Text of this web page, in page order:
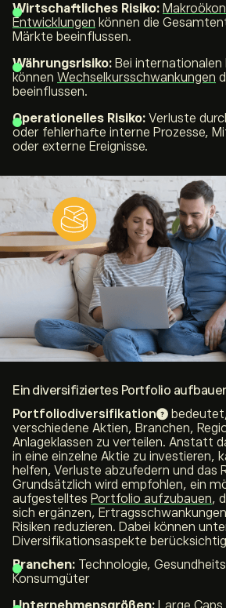
Wirtschaftliches Risiko:
Entwicklungen können die
Märkte beeinflussen.
Währungsrisiko: Bei
können Wechselkursschwankungen
beeinflussen.
Operationelles Risiko: Verluste
oder fehlerhafte interne Prozesse,
oder externe Ereignisse.
Ein diversifiziertes Portfolio
Portfoliodiversifikation
verschiedene Aktien, Branchen,
Anlageklassen zu verteilen. Anstatt
in eine einzelne Aktie zu investieren,
helfen, Verluste abzufedern und das
Grundsätzlich wird empfohlen, ein
aufgestelltes Portfolio aufzubauen,
sich ergänzen,
Risiken reduzieren. Dabei können
Diversifikationsaspekte
Branchen: Technologie,
Konsumgüter